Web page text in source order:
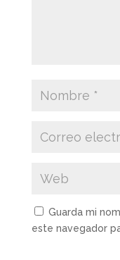
Guarda mi
este navegador